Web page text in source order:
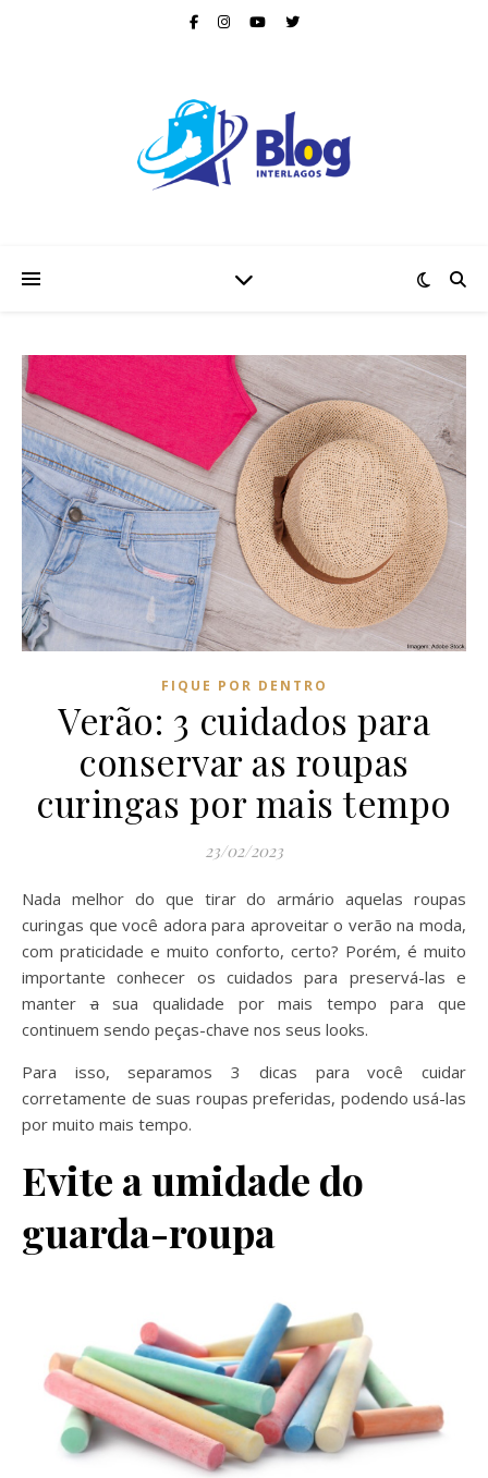
FIQUE POR DENTRO
Verão: 3 cuidados para
conservar as roupas
curingas por mais tempo
23/02/2023
Nada melhor do que tirar do armário aquelas roupas
curingas que você adora para aproveitar o verão na moda,
com praticidade e muito conforto, certo? Porém, é muito
importante conhecer os cuidados para preservá-las e
manterasua qualidade por mais tempo para que
continuem sendo peças-chave nos seus looks.
Para isso, separamos 3 dicas para você cuidar
corretamente de suas roupas preferidas, podendo usá-las
por muito mais tempo.
Evite a umidade do
guarda-roupa